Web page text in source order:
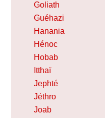
Goliath
Guéhazi
Hanania
Hénoc
Hobab
Itthaï
Jephté
Jéthro
Joab